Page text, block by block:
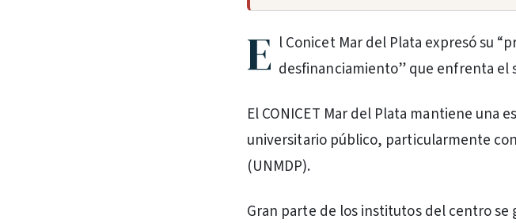
E l Conicet Mar del Plata expresó su
desfinanciamiento” que enfrenta el
El CONICET Mar del Plata mantiene una
universitario público, particularmente
(UNMDP).
Gran parte de los institutos del centro se